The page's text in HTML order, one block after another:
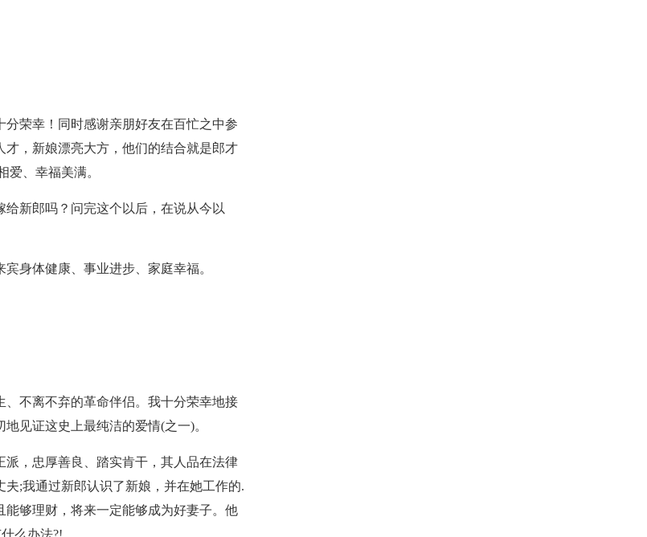
荣幸！同时感谢亲朋好友在百忙之中参
，新娘漂亮大方，他们的结合就是郎才
、幸福美满。
新郎吗？问完这个以后，在说从今以
身体健康、事业进步、家庭幸福。
不离不弃的革命伴侣。我十分荣幸地接
见证这史上最纯洁的爱情(之一)。
，忠厚善良、踏实肯干，其人品在法律
夫;我通过新郎认识了新娘，并在她工作的.
够理财，将来一定能够成为好妻子。他
么办法?!